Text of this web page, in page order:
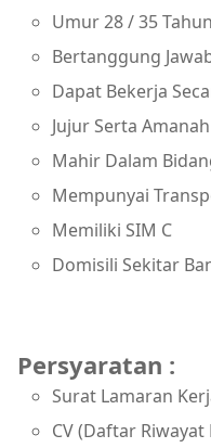
Umur 28 / 35 Tahun
Bertanggung
Dapat Bekerja
Jujur Serta Amanah
Mahir Dalam
Mempunyai
Memiliki SIM C
Domisili Sekitar
Persyaratan :
Surat Lamaran
CV (Daftar Riwayat